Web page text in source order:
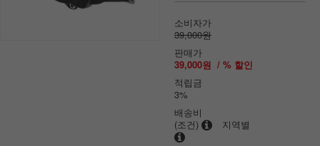
소비자가
39,000원
판매가
39,000원 / % 할인
적립금
3%
배송비
(조건)
지역별